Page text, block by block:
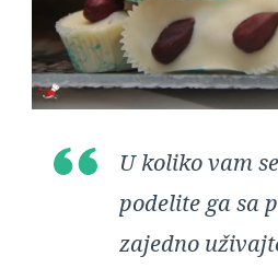
U koliko vam
podelite ga sa
zajedno